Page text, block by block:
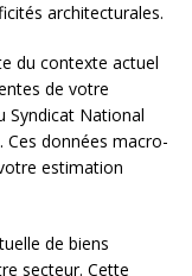
architecturales.
du contexte actuel
de votre
Syndicat National
Ces données macro-
estimation
de biens
secteur. Cette